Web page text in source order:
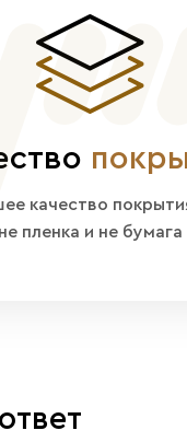
качество
не пленка и не бумага